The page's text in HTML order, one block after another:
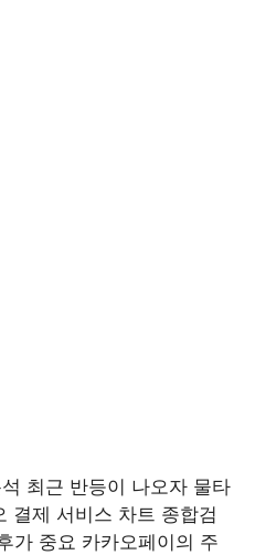
최근 반등이 나오자 물타
결제 서비스 차트 종합검
가 중요 카카오페이의 주